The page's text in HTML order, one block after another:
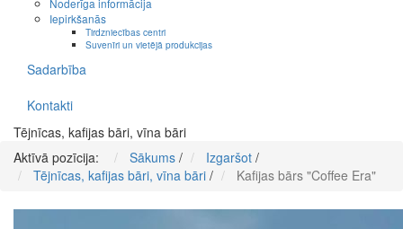
Noderīga informācija
Iepirkšanās
Tirdzniecības centri
Suvenīri un vietējā produkcijas
Sadarbība
Kontakti
Tējnīcas, kafijas bāri, vīna bāri
Aktīvā pozīcija:
Sākums / Izgaršot /
Tējnīcas, kafijas bāri, vīna bāri / Kafijas bārs "Coffee Era"